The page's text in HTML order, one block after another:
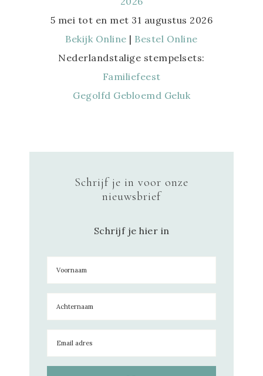
5 mei tot en met 31 augustus 2026
Bekijk Online | Bestel Online
Nederlandstalige stempelsets:
Familiefeest
Gegolfd Gebloemd Geluk
Schrijf je in voor onze
nieuwsbrief
Schrijf je hier in